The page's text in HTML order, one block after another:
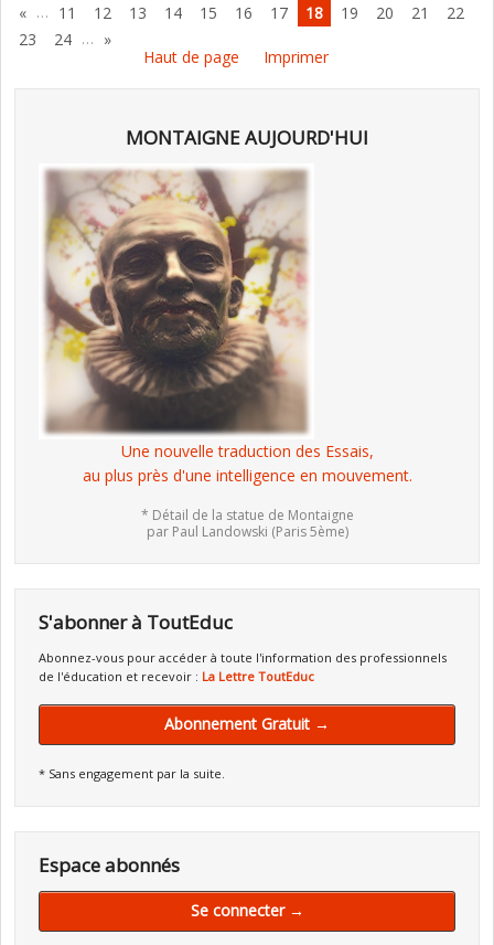
« … 11 12 13 14 15 16 17 18 19 20 21
22
23
24 … »
Haut de page
Imprimer
MONTAIGNE AUJOURD'HUI
Une nouvelle traduction des Essais,
au plus près d'une intelligence en mouvement.
* Détail de la statue de Montaigne
par Paul Landowski (Paris 5ème)
S'abonner à ToutEduc
Abonnez-vous pour accéder à toute l'information des professionnels
de l'éducation et recevoir : La Lettre ToutEduc
Abonnement Gratuit →
* Sans engagement par la suite.
Espace abonnés
Se connecter →